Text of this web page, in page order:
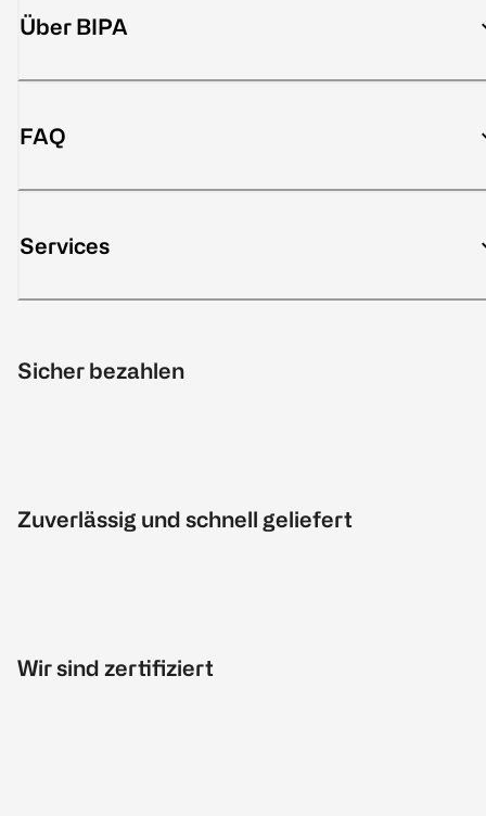
Über BIPA
FAQ
Services
Sicher bezahlen
Zuverlässig und schnell geliefert
Wir sind zertifiziert